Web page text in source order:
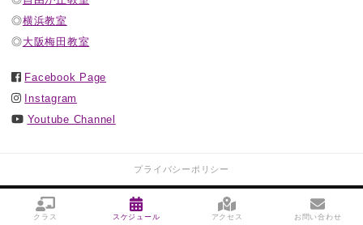
◎横浜教室
◎大阪梅田教室
Facebook Page
Instagram
Youtube Channel
プライバシーポリシー
COPYRIGHT 大人バレエアカデミー™ ALL RIGHTS RESERVED.
クラス スケジュール アクセス お問い合わせ